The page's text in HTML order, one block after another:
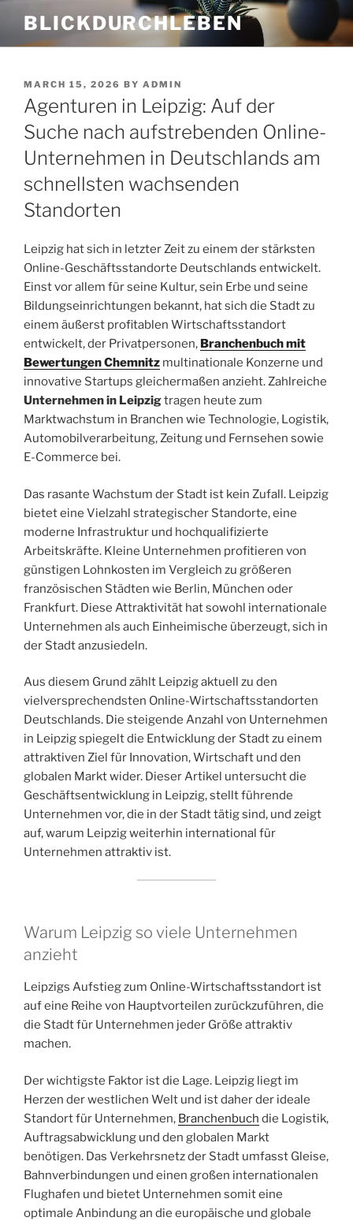
content
BLICKDURCHLEBEN
POSTED
ON
MARCH 15, 2026 BY ADMIN
Agenturen in Leipzig: Auf der
Suche nach aufstrebenden Online-
Unternehmen in Deutschlands am
schnellsten wachsenden
Standorten
Leipzig hat sich in letzter Zeit zu einem der stärksten
Online-Geschäftsstandorte Deutschlands entwickelt.
Einst vor allem für seine Kultur, sein Erbe und seine
Bildungseinrichtungen bekannt, hat sich die Stadt zu
einem äußerst profitablen Wirtschaftsstandort
entwickelt, der Privatpersonen, Branchenbuch mit
Bewertungen Chemnitz multinationale Konzerne und
innovative Startups gleichermaßen anzieht. Zahlreiche
Unternehmen in Leipzigtragen heute zum
Marktwachstum in Branchen wie Technologie, Logistik,
Automobilverarbeitung, Zeitung und Fernsehen sowie
E-Commerce bei.
Das rasante Wachstum der Stadt ist kein Zufall. Leipzig
bietet eine Vielzahl strategischer Standorte, eine
moderne Infrastruktur und hochqualifizierte
Arbeitskräfte. Kleine Unternehmen profitieren von
günstigen Lohnkosten im Vergleich zu größeren
französischen Städten wie Berlin, München oder
Frankfurt. Diese Attraktivität hat sowohl internationale
Unternehmen als auch Einheimische überzeugt, sich in
der Stadt anzusiedeln.
Aus diesem Grund zählt Leipzig aktuell zu den
vielversprechendsten Online-Wirtschaftsstandorten
Deutschlands. Die steigende Anzahl von Unternehmen
in Leipzig spiegelt die Entwicklung der Stadt zu einem
attraktiven Ziel für Innovation, Wirtschaft und den
globalen Markt wider. Dieser Artikel untersucht die
Geschäftsentwicklung in Leipzig, stellt führende
Unternehmen vor, die in der Stadt tätig sind, und zeigt
auf, warum Leipzig weiterhin international für
Unternehmen attraktiv ist.
Warum Leipzig so viele Unternehmen
anzieht
Leipzigs Aufstieg zum Online-Wirtschaftsstandort ist
auf eine Reihe von Hauptvorteilen zurückzuführen, die
die Stadt für Unternehmen jeder Größe attraktiv
machen.
Der wichtigste Faktor ist die Lage. Leipzig liegt im
Herzen der westlichen Welt und ist daher der ideale
Standort für Unternehmen, Branchenbuch die Logistik,
Auftragsabwicklung und den globalen Markt
benötigen. Das Verkehrsnetz der Stadt umfasst Gleise,
Bahnverbindungen und einen großen internationalen
Flughafen und bietet Unternehmen somit eine
optimale Anbindung an die europäische und globale